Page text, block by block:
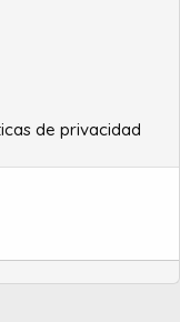
de privacidad